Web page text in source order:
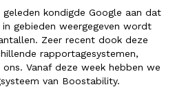
kondigde Google aan dat
gebieden weergegeven wordt
Zeer recent dook deze
rapportagesystemen,
Vanaf deze week hebben we
van Boostability.